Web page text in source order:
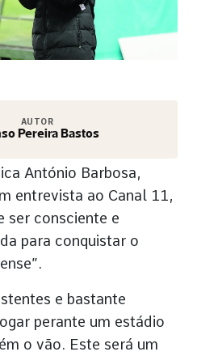
AUTOR
Pereira Bastos
António Barbosa,
entrevista ao Canal 11,
ser consciente e
para conquistar o
e bastante
perante um estádio
o vão. Este será um